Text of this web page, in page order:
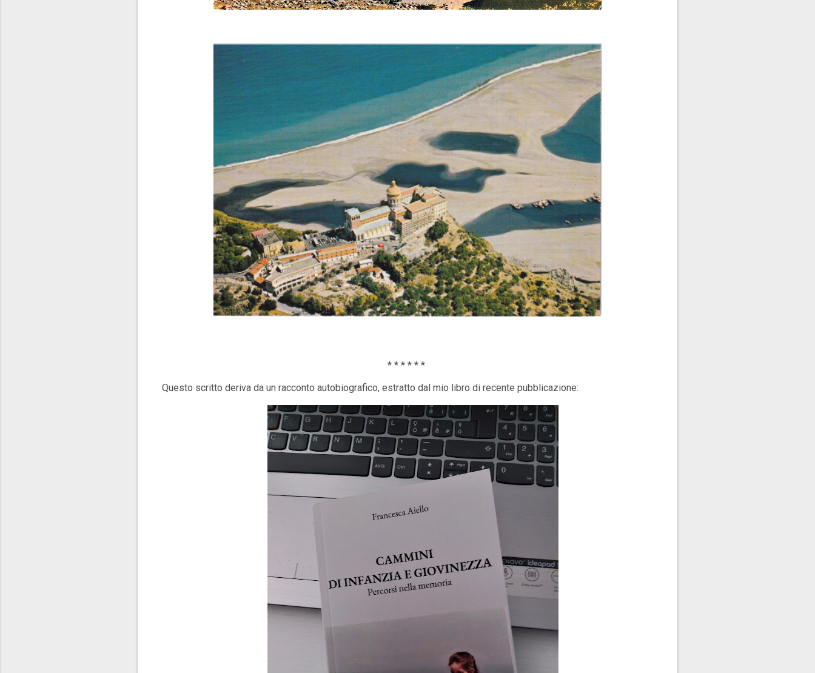
* * * * * *
Questo scritto deriva da un racconto autobiografico, estratto dal mio libro di recente pubblicazione: